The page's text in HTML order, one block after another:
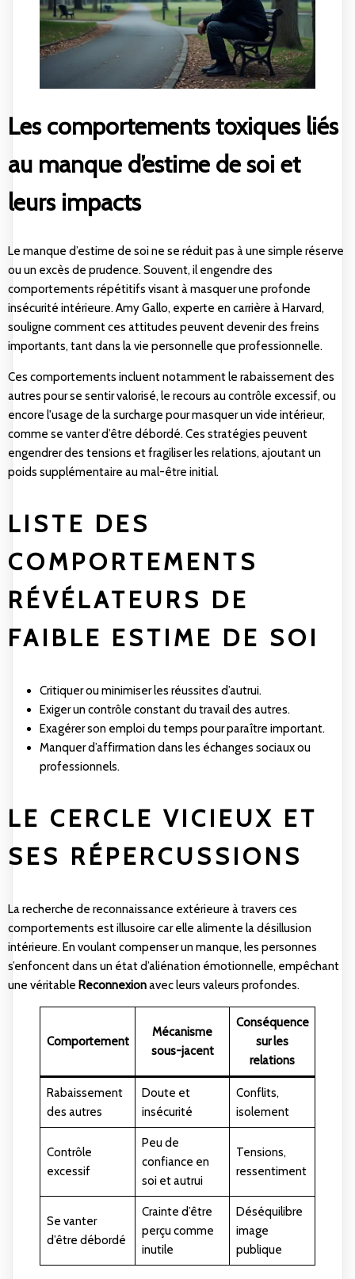
Les comportements toxiques liés
au manque d’estime de soi et
leurs impacts
Le manque d’estime de soi ne se réduit pas à une simple réserve
ou un excès de prudence. Souvent, il engendre des
comportements répétitifs visant à masquer une profonde
insécurité intérieure. Amy Gallo, experte en carrière à Harvard,
souligne comment ces attitudes peuvent devenir des freins
importants, tant dans la vie personnelle que professionnelle.
Ces comportements incluent notamment le rabaissement des
autres pour se sentir valorisé, le recours au contrôle excessif, ou
encore l'usage de la surcharge pour masquer un vide intérieur,
comme se vanter d’être débordé. Ces stratégies peuvent
engendrer des tensions et fragiliser les relations, ajoutant un
poids supplémentaire au mal-être initial.
LISTE DES
COMPORTEMENTS
RÉVÉLATEURS DE
FAIBLE ESTIME DE SOI
Critiquer ou minimiser les réussites d’autrui.
Exiger un contrôle constant du travail des autres.
Exagérer son emploi du temps pour paraître important.
Manquer d’affirmation dans les échanges sociaux ou
professionnels.
LE CERCLE VICIEUX ET
SES RÉPERCUSSIONS
La recherche de reconnaissance extérieure à travers ces
comportements est illusoire car elle alimente la désillusion
intérieure. En voulant compenser un manque, les personnes
s’enfoncent dans un état d’aliénation émotionnelle, empêchant
une véritable Reconnexionavec leurs valeurs profondes.
Comportement
Mécanisme
sous-jacent
Conséquence
sur les
relations
Rabaissement
des autres
Doute et
insécurité
Conflits,
isolement
Contrôle
excessif
Peu de
confiance en
soi et autrui
Tensions,
ressentiment
Se vanter
d’être débordé
Crainte d’être
perçu comme
inutile
Déséquilibre
image
publique